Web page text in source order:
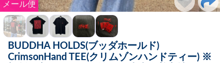
メール便
BUDDHA HOLDS(ブッダホールド)
CrimsonHand TEE(クリムゾンハンドティー) ※